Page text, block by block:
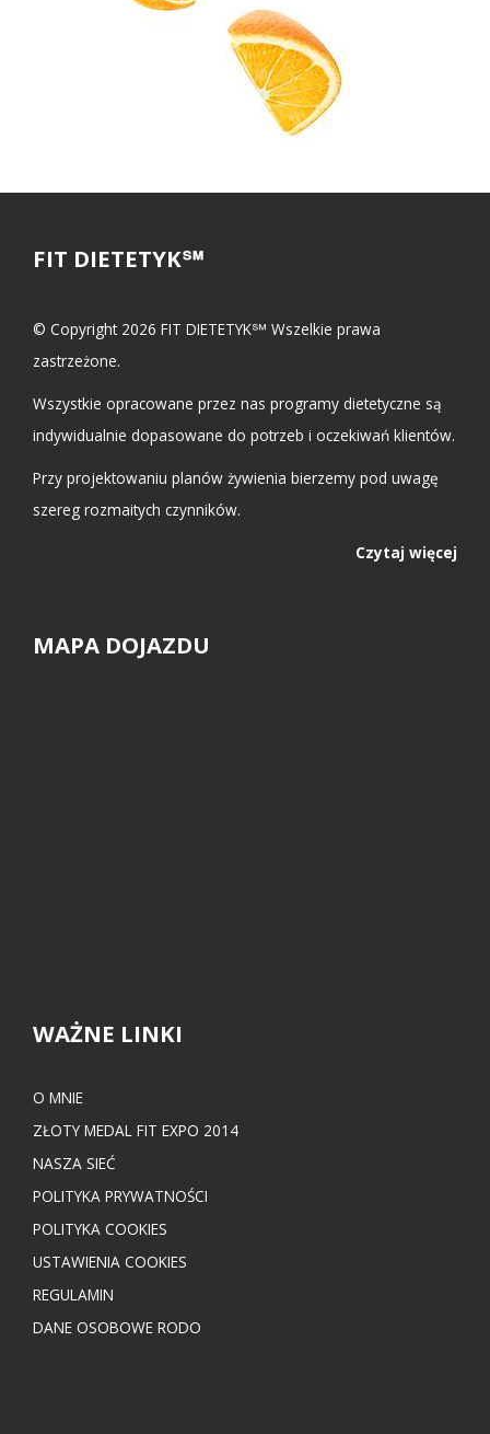
FIT DIETETYK℠
© Copyright 2026 FIT DIETETYK℠ Wszelkie prawa
zastrzeżone.
Wszystkie opracowane przez nas programy dietetyczne są
indywidualnie dopasowane do potrzeb i oczekiwań klientów.
Przy projektowaniu planów żywienia bierzemy pod uwagę
szereg rozmaitych czynników.
Czytaj więcej
MAPA DOJAZDU
WAŻNE LINKI
O MNIE
ZŁOTY MEDAL FIT EXPO 2014
NASZA SIEĆ
POLITYKA PRYWATNOŚCI
POLITYKA COOKIES
USTAWIENIA COOKIES
REGULAMIN
DANE OSOBOWE RODO